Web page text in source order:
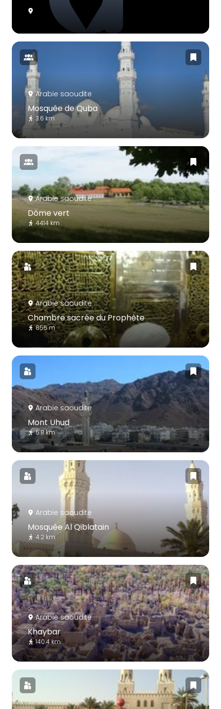
Arabie saoudite
Mosquée de Quba
3.6 km
Arabie saoudite
Dôme vert
4414 km
Arabie saoudite
Chambre sacrée du Prophète
855 m
Arabie saoudite
Mont Uhud
5.8 km
Arabie saoudite
Mosquée Al Qiblatain
4.2 km
Arabie saoudite
Khaybar
140.4 km